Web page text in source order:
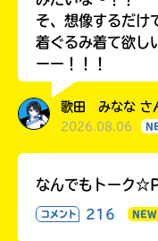
そ、想像するだけ
着ぐるみ着て欲し
ーー！！！
歌田 みなな さ
2026.08.06
なんでもトーク
コメント 216 NEW